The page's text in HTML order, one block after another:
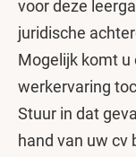
voor deze
juridische
Mogelijk komt u
werkervaring
Stuur in dat
hand van uw cv